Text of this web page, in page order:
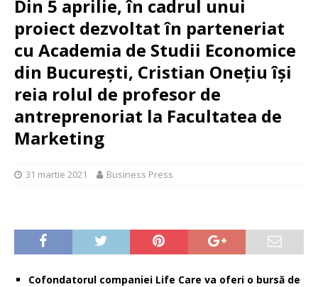
Din 5 aprilie, în cadrul unui
proiect dezvoltat în parteneriat
cu Academia de Studii Economice
din București, Cristian Onețiu își
reia rolul de profesor de
antreprenoriat la Facultatea de
Marketing
31 martie 2021 Business Press
Cofondatorul companiei Life Care va oferi o bursă de